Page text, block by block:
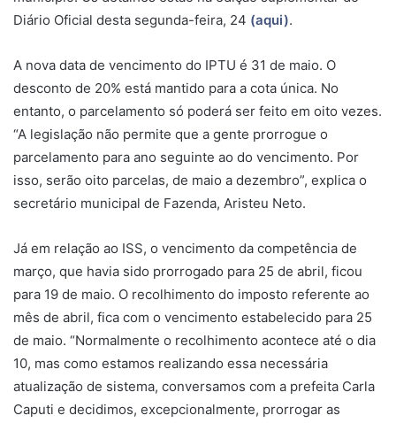
Diário Oficial desta segunda-feira, 24 (aqui).
A nova data de vencimento do IPTU é 31 de maio. O
desconto de 20% está mantido para a cota única. No
entanto, o parcelamento só poderá ser feito em oito vezes.
“A legislação não permite que a gente prorrogue o
parcelamento para ano seguinte ao do vencimento. Por
isso, serão oito parcelas, de maio a dezembro”, explica o
secretário municipal de Fazenda, Aristeu Neto.
Já em relação ao ISS, o vencimento da competência de
março, que havia sido prorrogado para 25 de abril, ficou
para 19 de maio. O recolhimento do imposto referente ao
mês de abril, fica com o vencimento estabelecido para 25
de maio. “Normalmente o recolhimento acontece até o dia
10, mas como estamos realizando essa necessária
atualização de sistema, conversamos com a prefeita Carla
Caputi e decidimos, excepcionalmente, prorrogar as